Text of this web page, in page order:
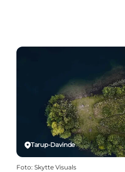
Tarup-Davinde
Foto: Skytte Visuals